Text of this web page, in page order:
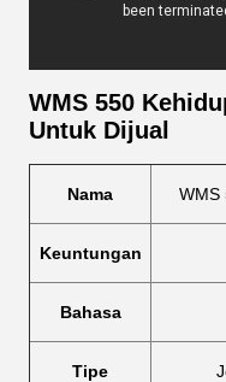
WMS 550
Untuk Dijual
Nama WMS
Keuntungan
Bahasa
Tipe